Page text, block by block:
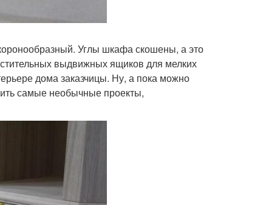
Углы шкафа скошены, а это
выдвижных ящиков для мелких
дома заказчицы. Ну, а пока можно
самые необычные проекты,